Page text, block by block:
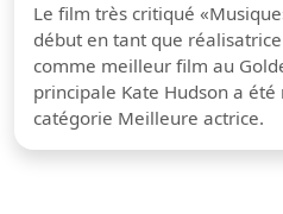
Le film très critiqué
début en tant que
comme meilleur film au
principale Kate Hudson a
catégorie Meilleure actrice.